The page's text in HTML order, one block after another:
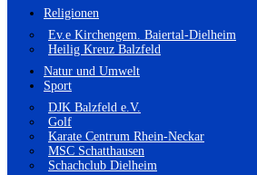
Religionen
Ev.e Kirchengem. Baiertal-Dielheim
Heilig Kreuz Balzfeld
Natur und Umwelt
Sport
DJK Balzfeld e.V.
Golf
Karate Centrum Rhein-Neckar
MSC Schatthausen
Schachclub Dielheim